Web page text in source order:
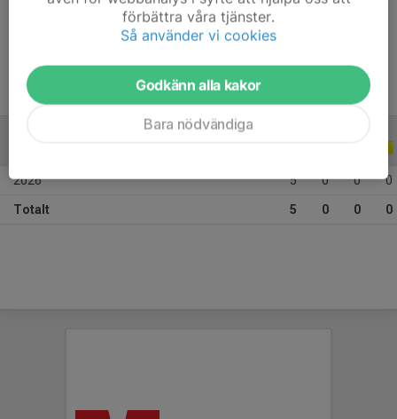
21 år
2026 5 0 0 0
Totalt 5 0 0 0
förbättra våra tjänster.
Så använder vi cookies
Godkänn alla kakor
Bara nödvändiga